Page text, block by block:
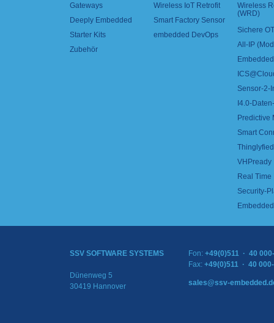
Gateways
Deeply Embedded
Starter Kits
Zubehör
Wireless IoT Retrofit
Smart Factory Sensor
embedded DevOps
Wireless
(WRD)
Sichere
All-IP
Sensor-2-
I4.0-
Predictive
Smart
VHPready
Real
Security-
SSV SOFTWARE SYSTEMS
Dünenweg 5
30419 Hannover
Fon: +49(0)511 · 40
Fax: +49(0)511 · 40
sales@ssv-